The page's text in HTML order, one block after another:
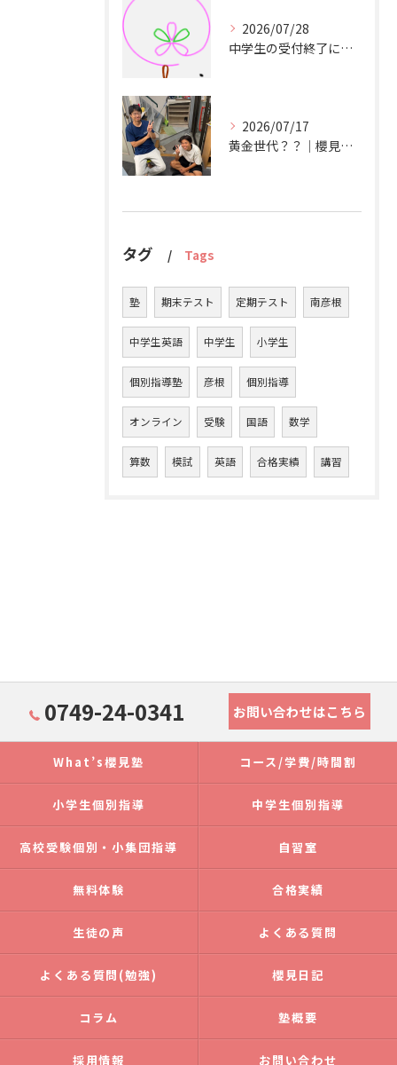
2026/07/28
中学生の受付終了について｜櫻見塾【彦根市の個別指導塾】
2026/07/17
黄金世代？？｜櫻見塾【彦根市の個別指導塾】
タグ Tags
塾 期末テスト 定期テスト 南彦根
中学生英語 中学生 小学生
個別指導塾 彦根 個別指導
オンライン 受験 国語 数学
算数 模試 英語 合格実績 講習
0749-24-0341 お問い合わせはこちら
What’s櫻見塾 コース/学費/時間割
小学生個別指導 中学生個別指導
高校受験個別・小集団指導 自習室
無料体験 合格実績
生徒の声 よくある質問
よくある質問(勉強) 櫻見日記
コラム 塾概要
採用情報 お問い合わせ